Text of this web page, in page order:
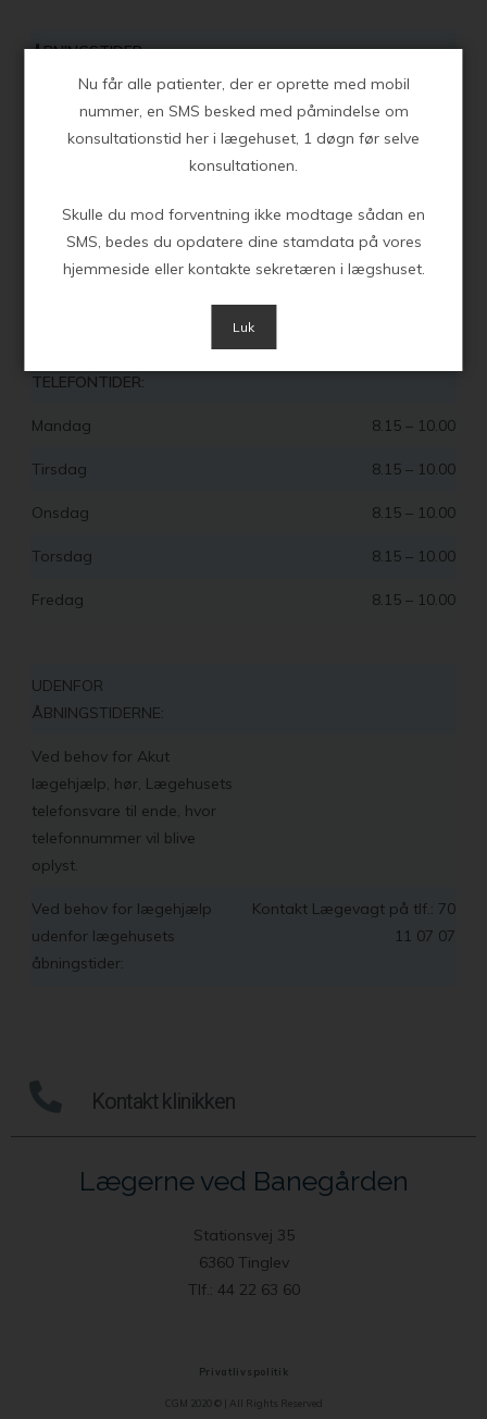
ÅBNINGSTIDER
Mandag 8.00 – 16.00
Tirsdag 8.00 – 16.00
Torsdag 8.00 – 16.00
Fredag 8.00 – 16.00
TELEFONTIDER:
Mandag 8.15 – 10.00
Tirsdag 8.15 – 10.00
Onsdag 8.15 – 10.00
Torsdag 8.15 – 10.00
Fredag 8.15 – 10.00
UDENFOR
ÅBNINGSTIDERNE:
Ved behov for Akut
lægehjælp, hør, Lægehusets
telefonsvare til ende, hvor
telefonnummer vil blive
oplyst.
Ved behov for lægehjælp
udenfor lægehusets
åbningstider:
Kontakt Lægevagt på tlf.: 70
11 07 07
Kontakt klinikken
Lægerne ved Banegården
Stationsvej 35
6360 Tinglev
Tlf.: 44 22 63 60
Privatlivspolitik
CGM 2020 ©​ | All Rights Reserved
Nu får alle patienter, der er oprette med mobil
nummer, en SMS besked med påmindelse om
konsultationstid her i lægehuset, 1 døgn før selve
konsultationen.
Skulle du mod forventning ikke modtage sådan en
SMS, bedes du opdatere dine stamdata på vores
hjemmeside eller kontakte sekretæren i lægshuset.
Luk